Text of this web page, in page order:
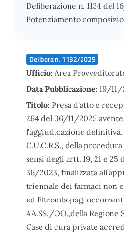
Deliberazione n. 1134 del
Potenziamento
Delibera n. 1132/2025
Ufficio: Area
Data Pubblicazione: 19/11/
Titolo: Presa d'atto e
264 del 06/11/2025
l'aggiudicazione definitiva,
C.U.C.R.S., della
sensi degli artt. 19, 21 e 25
36/2023, finalizzata
triennale dei farmaci non
ed Eltrombopag,
AA.SS./OO.,della Regione
Case di cura private